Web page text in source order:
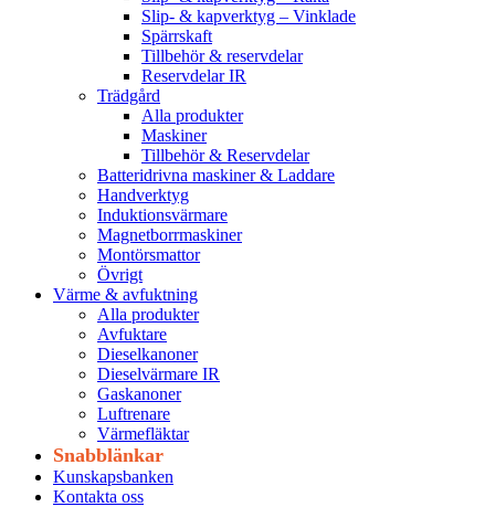
Slip- & kapverktyg – Vinklade
Spärrskaft
Tillbehör & reservdelar
Reservdelar IR
Trädgård
Alla produkter
Maskiner
Tillbehör & Reservdelar
Batteridrivna maskiner & Laddare
Handverktyg
Induktionsvärmare
Magnetborrmaskiner
Montörsmattor
Övrigt
Värme & avfuktning
Alla produkter
Avfuktare
Dieselkanoner
Dieselvärmare IR
Gaskanoner
Luftrenare
Värmefläktar
Snabblänkar
Kunskapsbanken
Kontakta oss